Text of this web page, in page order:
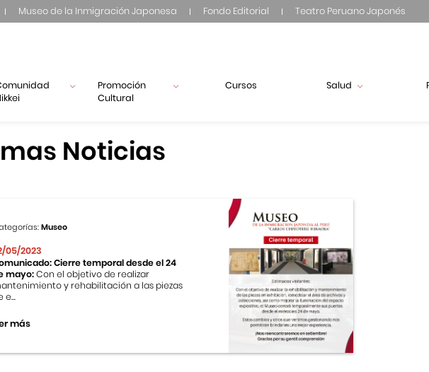
Museo de la Inmigración Japonesa Fondo Editorial Teatro Peruano Japonés
Promoción
Cultural
Cursos Salud
Noticias
Museo
05/2023
Cierre temporal desde el 24
mayo:Con el objetivo de realizar
y rehabilitación a las piezas
e...
más